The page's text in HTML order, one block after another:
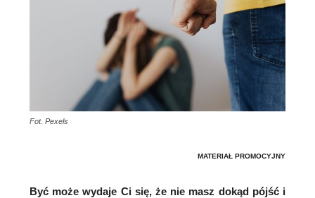
Fot. Pexels
MATERIAŁ PROMOCYJNY
Być może wydaje Ci się, że nie masz dokąd pójść i